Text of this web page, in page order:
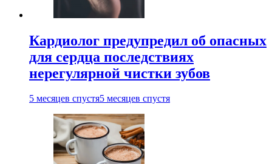
Кардиолог предупредил об опасных
для сердца последствиях
нерегулярной чистки зубов
5 месяцев спустя5 месяцев спустя